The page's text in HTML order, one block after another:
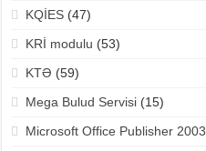
KQİES(47)
KRİ modulu (53)
KTƏ (59)
Mega Bulud Servisi(15)
Microsoft Office Publisher 2003